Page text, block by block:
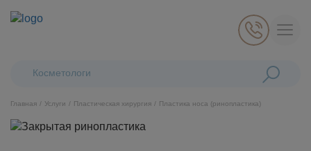
Поиск:Косметологические ла
Главная Услуги Пластическая хирургия Пластика носа (ринопластика)